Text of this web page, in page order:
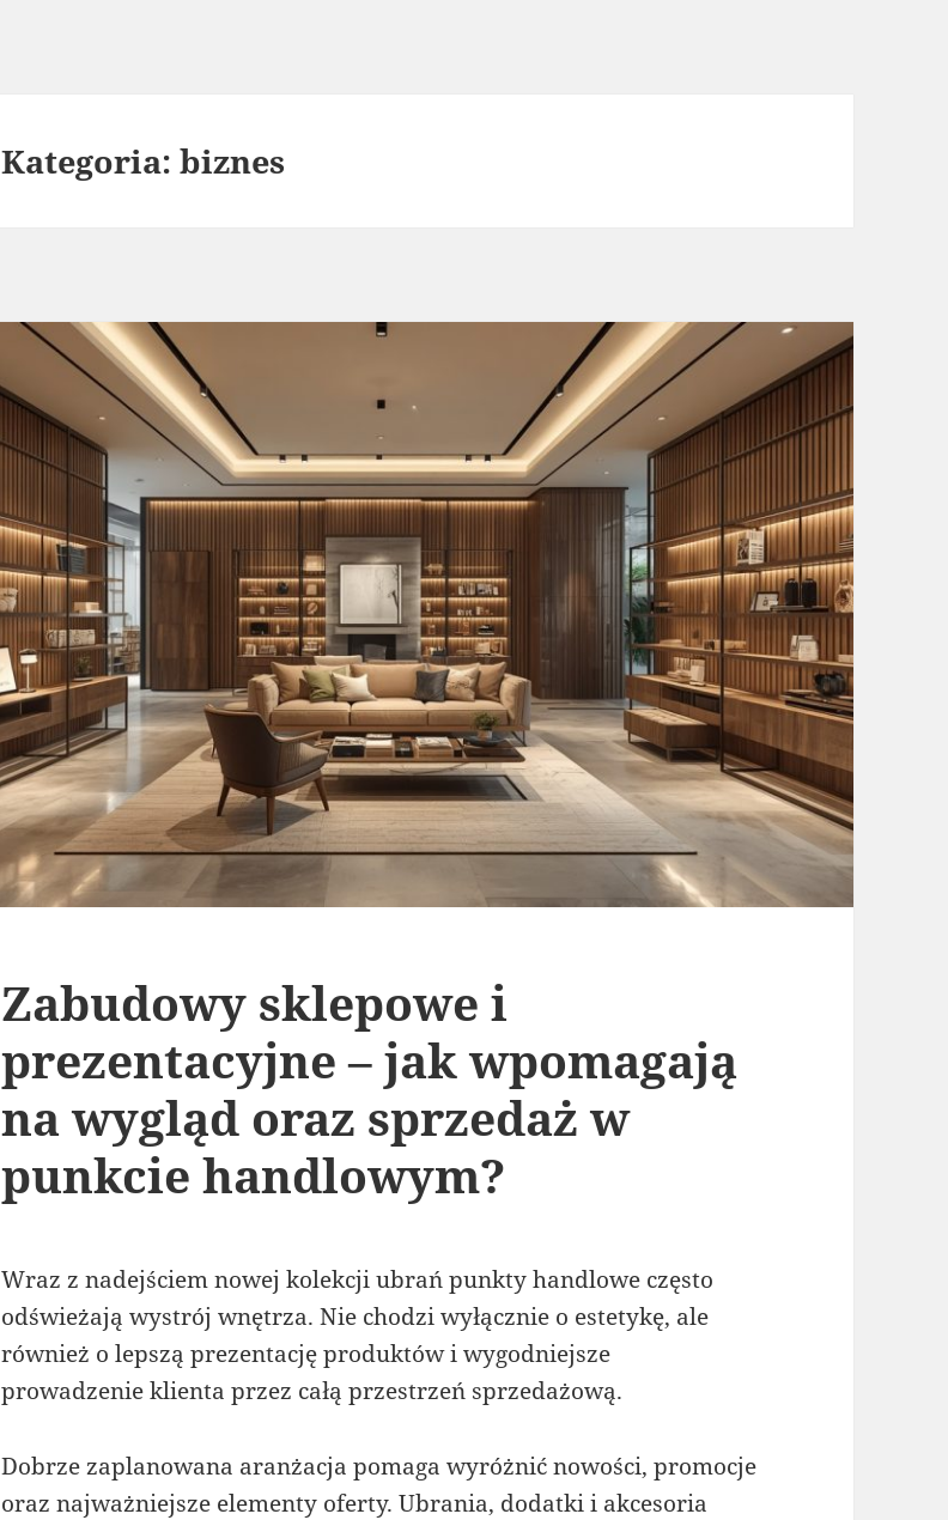
Kategoria:biznes
Zabudowy sklepowe i
prezentacyjne – jak wpomagają
na wygląd oraz sprzedaż w
punkcie handlowym?
Wraz z nadejściem nowej kolekcji ubrań punkty handlowe często
odświeżają wystrój wnętrza. Nie chodzi wyłącznie o estetykę, ale
również o lepszą prezentację produktów i wygodniejsze
prowadzenie klienta przez całą przestrzeń sprzedażową.
Dobrze zaplanowana aranżacja pomaga wyróżnić nowości, promocje
oraz najważniejsze elementy oferty. Ubrania, dodatki i akcesoria